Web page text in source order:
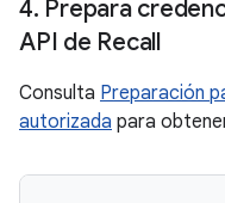
4. Prepara
API de Recall
Consulta Preparación
autorizada para